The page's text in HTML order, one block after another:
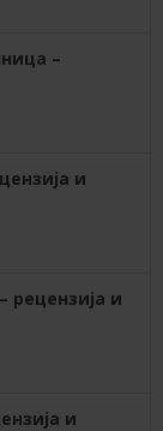
–
и
рецензија и
и